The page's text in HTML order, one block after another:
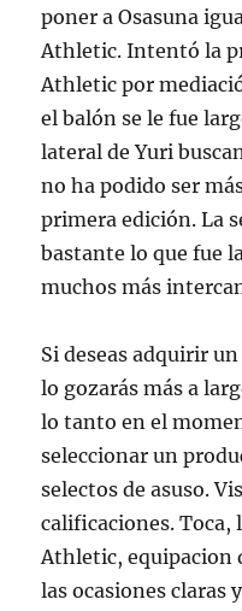
poner a Osasuna
Athletic. Intentó la
Athletic por
el balón se le fue
lateral de Yuri
no ha podido ser
primera edición. La
bastante lo que fue
muchos más
Si deseas adquirir
lo gozarás más a
lo tanto en el
seleccionar un
selectos de asuso.
calificaciones. Toca,
Athletic, equipacion
las ocasiones claras